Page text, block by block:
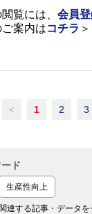
覧には、 会員登
案内はコチラ ＞
< 1 2 3
ド
生産性向上
連する記事・データ